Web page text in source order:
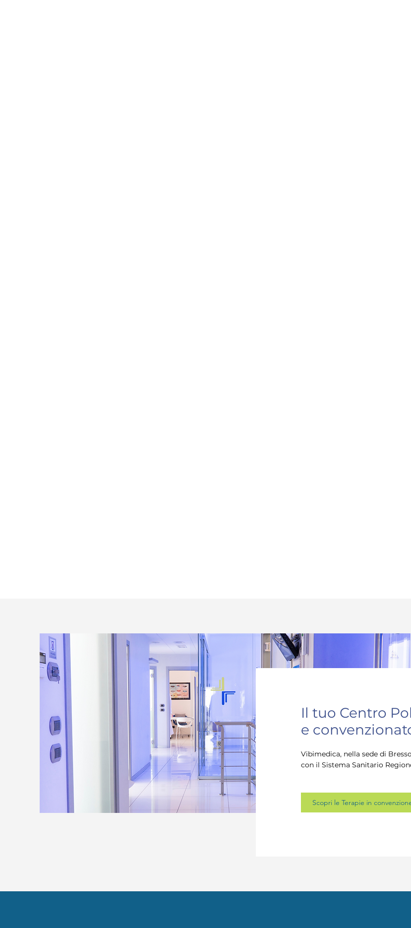
Il tuo Centro
e
Vibimedica, nella sede di
con il Sistema Sanitario
Scopri le Terapie in